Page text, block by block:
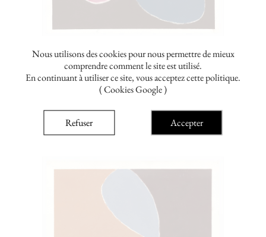
Nous utilisons des cookies pour nous permettre de mieux
comprendre comment le site est utilisé.
En continuant à utiliser ce site, vous acceptez cette politique.
( Cookies Google )
Refuser Accepter
sandi gehring
Landscape 5
À partir de 100,00 €